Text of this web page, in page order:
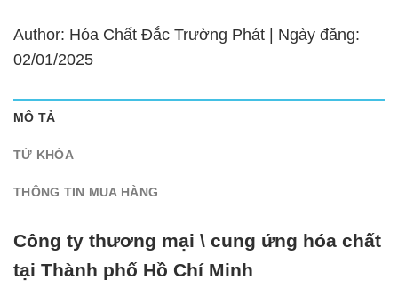
Author: Hóa Chất Đắc Trường Phát | Ngày đăng:
02/01/2025
MÔ TẢ
TỪ KHÓA
THÔNG TIN MUA HÀNG
Công ty thương mại \ cung ứng hóa chất
tại Thành phố Hồ Chí Minh